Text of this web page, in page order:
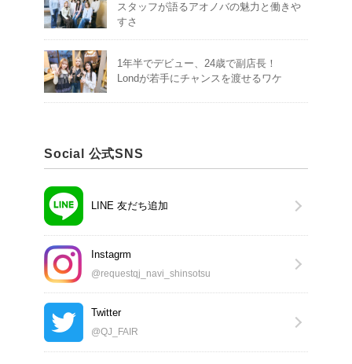
スタッフが語るアオノバの魅力と働きや
すさ
1年半でデビュー、24歳で副店長！
Londが若手にチャンスを渡せるワケ
Social 公式SNS
LINE 友だち追加
Instagrm
@requestqj_navi_shinsotsu
Twitter
@QJ_FAIR